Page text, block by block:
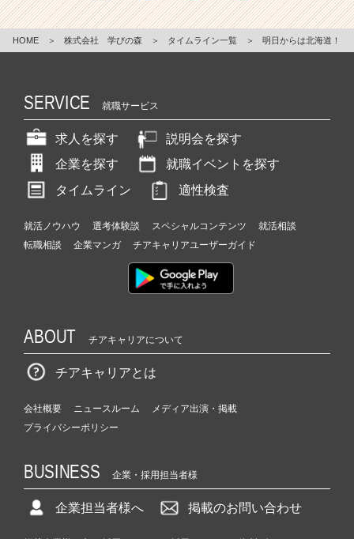
HOME ＞ 株式会社 学びの森 ＞ タイムライン一覧 ＞ 明日からは北海道！
SERVICE 就職サービス
求人を探す
説明会を探す
企業を探す
就職イベントを探す
タイムライン
適性検査
就活ノウハウ 選考体験談 スペシャルコンテンツ
就活相談
転職相談
企業マンガ チアキャリアユーザーガイド
ABOUT チアキャリアについて
チアキャリアとは
会社概要 ニュースルーム
メディア出演・掲載
プライバシーポリシー
BUSINESS 企業・採用担当者様
企業担当者様へ 掲載のお問い合わせ